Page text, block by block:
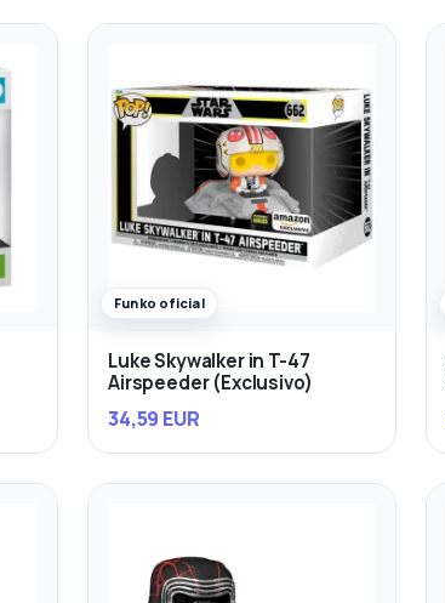
Funko oficial
Luke Skywalker in T-47
Airspeeder (Exclusivo)
34,59 EUR